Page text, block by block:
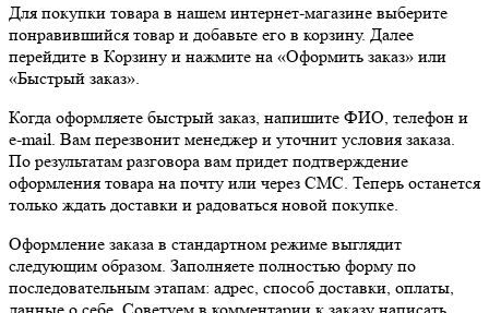
Для покупки товара в нашем интернет-магазине выберите
понравившийся товар и добавьте его в корзину. Далее
перейдите в Корзину и нажмите на «Оформить заказ» или
«Быстрый заказ».
Когда оформляете быстрый заказ, напишите ФИО, телефон и
e-mail. Вам перезвонит менеджер и уточнит условия заказа.
По результатам разговора вам придет подтверждение
оформления товара на почту или через СМС. Теперь останется
только ждать доставки и радоваться новой покупке.
Оформление заказа в стандартном режиме выглядит
следующим образом. Заполняете полностью форму по
последовательным этапам: адрес, способ доставки, оплаты,